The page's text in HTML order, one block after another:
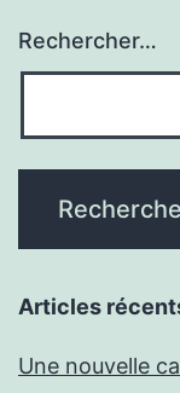
Rechercher…
Articles
Une nouvelle